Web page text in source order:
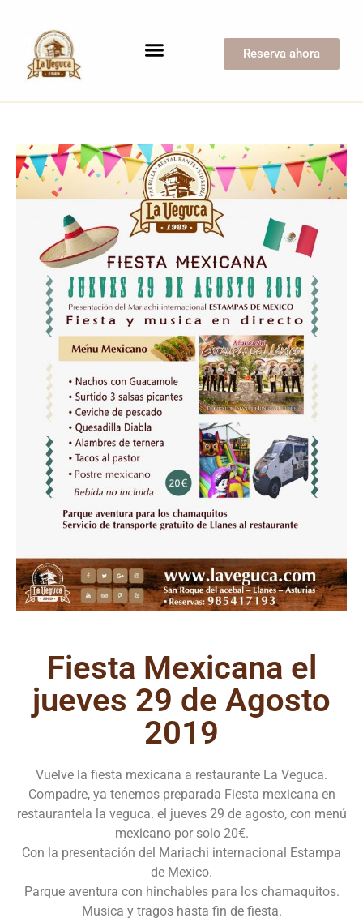
Reserva ahora
Fiesta Mexicana el
jueves 29 de Agosto
2019
Vuelve la fiesta mexicana a restaurante La Veguca.
Compadre, ya tenemos preparada Fiesta mexicana en
restaurantela la veguca. el jueves 29 de agosto, con menú
mexicano por solo 20€.
Con la presentación del Mariachi internacional Estampa
de Mexico.
Parque aventura con hinchables para los chamaquitos.
Musica y tragos hasta fin de fiesta.